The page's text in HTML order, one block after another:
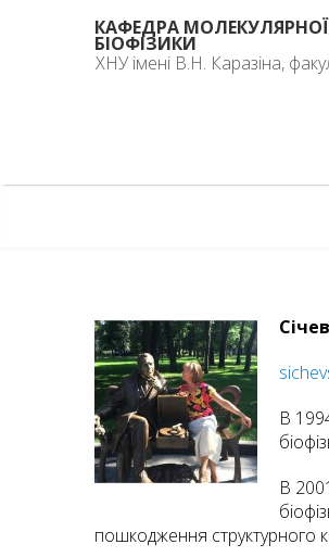
КАФЕДРА
БІОФІЗИКИ
ХНУ імені В.Н. Каразіна,
В
В
пошкодження структурного